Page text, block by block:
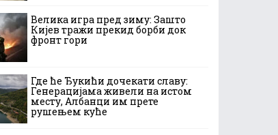
Велика игра пред зиму: Зашто
Кијев тражи прекид борби док
фронт гори
Где ће Ђукићи дочекати славу:
Генерацијама живели на истом
месту, Албанци им прете
рушењем куће